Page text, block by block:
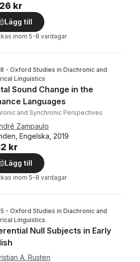
kr
Lägg till
inom 5-8 vardagar
- Oxford Studies in Diachronic and
Linguistics
Sound Change in the
Languages
and Synchronic Perspectives
Zampaulo
Engelska, 2019
kr
Lägg till
inom 5-8 vardagar
- Oxford Studies in Diachronic and
Linguistics
Null Subjects in Early
A. Rusten